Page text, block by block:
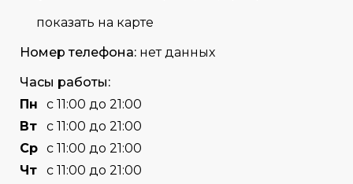
показать на карте
Номер телефона: нет данных
Часы работы:
Пн
с 11:00 до 21:00
Вт
с 11:00 до 21:00
Cр с 11:00 до 21:00
Чт
с 11:00 до 21:00